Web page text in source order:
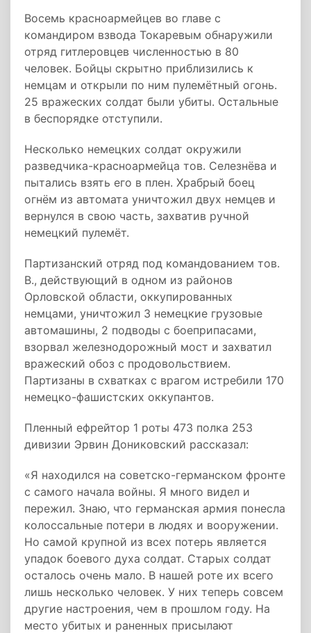
Восемь красноармейцев во главе с
командиром взвода Токаревым обнаружили
отряд гитлеровцев численностью в 80
человек. Бойцы скрытно приблизились к
немцам и открыли по ним пулемётный огонь.
25 вражеских солдат были убиты. Остальные
в беспорядке отступили.
Несколько немецких солдат окружили
разведчика-красноармейца тов. Селезнёва и
пытались взять его в плен. Храбрый боец
огнём из автомата уничтожил двух немцев и
вернулся в свою часть, захватив ручной
немецкий пулемёт.
Партизанский отряд под командованием тов.
В., действующий в одном из районов
Орловской области, оккупированных
немцами, уничтожил 3 немецкие грузовые
автомашины, 2 подводы с боеприпасами,
взорвал железнодорожный мост и захватил
вражеский обоз с продовольствием.
Партизаны в схватках с врагом истребили 170
немецко-фашистских оккупантов.
Пленный ефрейтор 1 роты 473 полка 253
дивизии Эрвин Дониковский рассказал:
«Я находился на советско-германском фронте
с самого начала войны. Я много видел и
пережил. Знаю, что германская армия понесла
колоссальные потери в людях и вооружении.
Но самой крупной из всех потерь является
упадок боевого духа солдат. Старых солдат
осталось очень мало. В нашей роте их всего
лишь несколько человек. У них теперь совсем
другие настроения, чем в прошлом году. На
место убитых и раненных присылают